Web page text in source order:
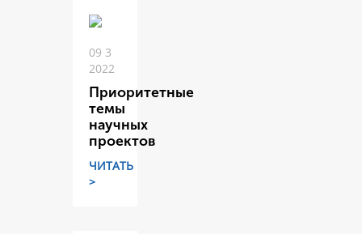
09 3
2022
Приоритетные
темы
научных
проектов
ЧИТАТЬ
>